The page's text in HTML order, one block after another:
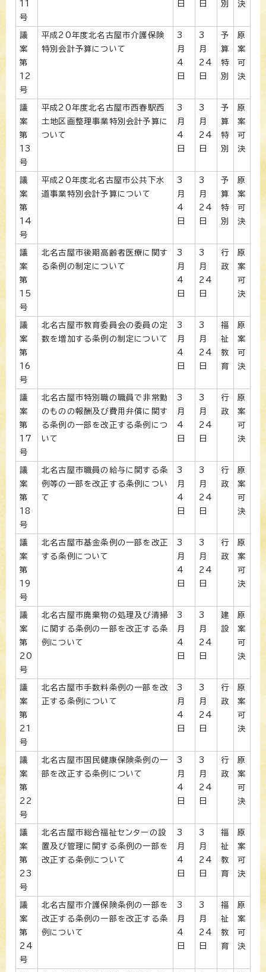
11
号
日 日 別 決
議
案
第
12
号
平成20年度北名古屋市介護保険
特別会計予算について
3
月
4
日
3
月
24
日
予
算
特
別
原
案
可
決
議
案
第
13
号
平成20年度北名古屋市西春駅西
土地区画整理事業特別会計予算に
ついて
3
月
4
日
3
月
24
日
予
算
特
別
原
案
可
決
議
案
第
14
号
平成20年度北名古屋市公共下水
道事業特別会計予算について
3
月
4
日
3
月
24
日
予
算
特
別
原
案
可
決
議
案
第
15
号
北名古屋市後期高齢者医療に関す
る条例の制定について
3
月
4
日
3
月
24
日
行
政
原
案
可
決
議
案
第
16
号
北名古屋市教育委員会の委員の定
数を増加する条例の制定について
3
月
4
日
3
月
24
日
福
祉
教
育
原
案
可
決
議
案
第
17
号
北名古屋市特別職の職員で非常勤
のものの報酬及び費用弁償に関す
る条例の一部を改正する条例につ
いて
3
月
4
日
3
月
24
日
行
政
原
案
可
決
議
案
第
18
号
北名古屋市職員の給与に関する条
例等の一部を改正する条例につい
て
3
月
4
日
3
月
24
日
行
政
原
案
可
決
議
案
第
19
号
北名古屋市基金条例の一部を改正
する条例について
3
月
4
日
3
月
24
日
行
政
原
案
可
決
議
案
第
20
号
北名古屋市廃棄物の処理及び清掃
に関する条例の一部を改正する条
例について
3
月
4
日
3
月
24
日
建
設
原
案
可
決
議
案
第
21
号
北名古屋市手数料条例の一部を改
正する条例について
3
月
4
日
3
月
24
日
行
政
原
案
可
決
議
案
第
22
号
北名古屋市国民健康保険条例の一
部を改正する条例について
3
月
4
日
3
月
24
日
行
政
原
案
可
決
議
案
第
23
号
北名古屋市総合福祉センターの設
置及び管理に関する条例の一部を
改正する条例について
3
月
4
日
3
月
24
日
福
祉
教
育
原
案
可
決
議
案
第
24
号
北名古屋市介護保険条例の一部を
改正する条例の一部を改正する条
例について
3
月
4
日
3
月
24
日
福
祉
教
育
原
案
可
決